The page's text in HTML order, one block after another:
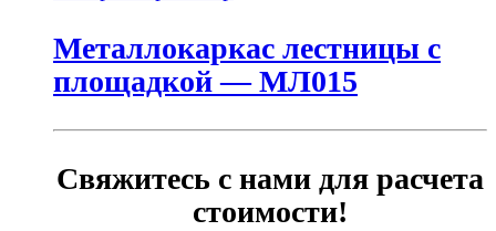
Металлокаркас лестницы с
площадкой — МЛ015
Свяжитесь с нами для расчета
стоимости!